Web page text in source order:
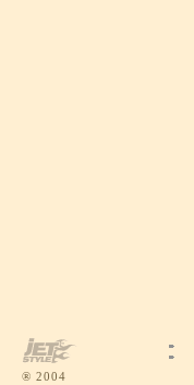
® 2004